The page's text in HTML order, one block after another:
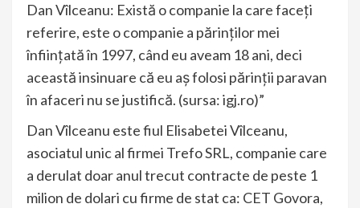
Dan Vîlceanu: Există o companie la care faceți
referire, este o companie a părinților mei
înființată în 1997, când eu aveam 18 ani, deci
această insinuare că eu aș folosi părinții paravan
în afaceri nu se justifică. (sursa: igj.ro)”
Dan Vîlceanu este fiul Elisabetei Vîlceanu,
asociatul unic al firmei Trefo SRL, companie care
a derulat doar anul trecut contracte de peste 1
milion de dolari cu firme de stat ca: CET Govora,